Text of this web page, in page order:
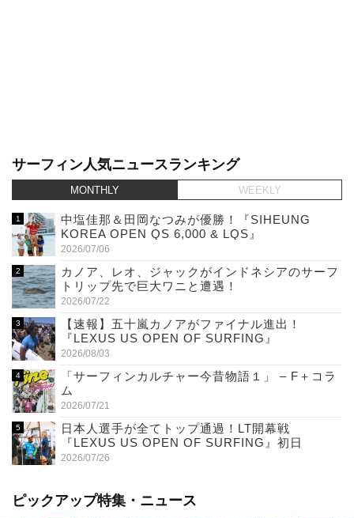
サーフィン人気ニュースランキング
MONTHLY WEEKLY
中塩佳那＆田岡なつみが優勝！『SIHEUNG
KOREA OPEN QS 6,000 & LQS』
2026/07/06
カノア、レオ、ジャックがインドネシアのサーフ
トリップ先で巨大ワニと遭遇！
2026/07/22
【速報】五十嵐カノアがファイナル進出！
『LEXUS US OPEN OF SURFING』
2026/08/03
「サーフィンカルチャー今昔物語１」 – F＋コラ
ム
2026/07/21
日本人選手が全てトップ通過！LT開幕戦
『LEXUS US OPEN OF SURFING』初日
2026/07/26
ピックアップ特集・ニュース